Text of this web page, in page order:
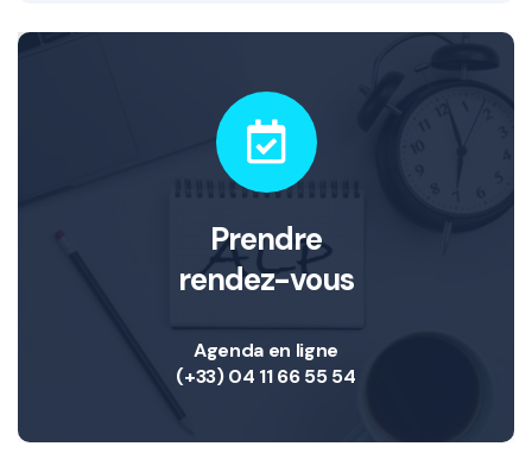
Prendre
rendez-vous
Agenda en ligne
(+33) 04 11 66 55 54